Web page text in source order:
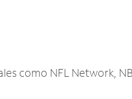
como NFL Network,